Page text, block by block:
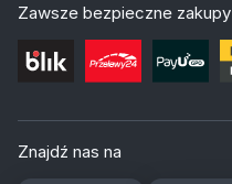
Zawsze bezpieczne zakupy
Znajdź nas na